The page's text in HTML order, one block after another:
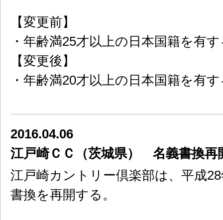
【変更前】
・年齢満25才以上の日本国籍を有
【変更後】
・年齢満20才以上の日本国籍を有
2016.04.06
江戸崎ＣＣ（茨城県） 名義書換再
江戸崎カントリー倶楽部は、平成
書換を再開する。